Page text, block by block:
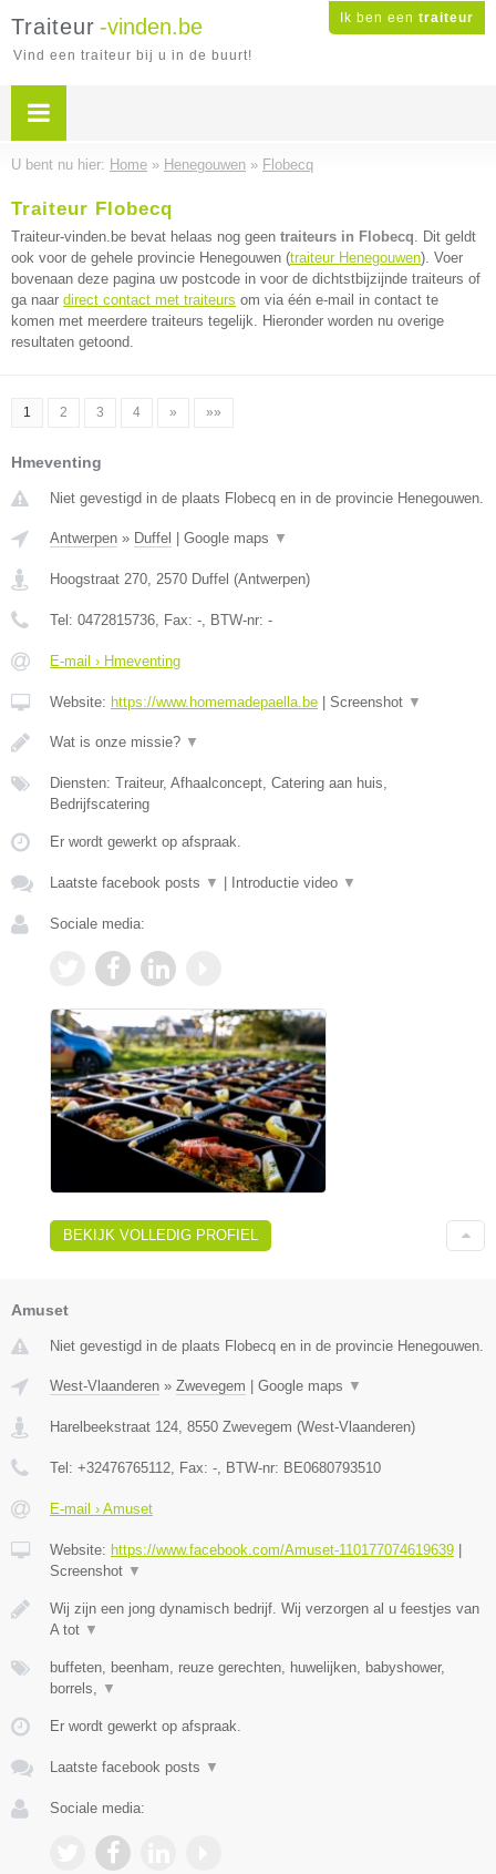
Ik ben een traiteur
Traiteur -vinden.be
Vind een traiteur bij u in de buurt!
U bent nu hier: Home » Henegouwen » Flobecq
Traiteur Flobecq
Traiteur-vinden.be bevat helaas nog geen traiteurs in Flobecq. Dit geldt
ook voor de gehele provincie Henegouwen (traiteur Henegouwen). Voer
bovenaan deze pagina uw postcode in voor de dichtstbijzijnde traiteurs of
ga naar direct contact met traiteurs om via één e-mail in contact te
komen met meerdere traiteurs tegelijk. Hieronder worden nu overige
resultaten getoond.
1 2 3 4 » »»
Hmeventing
Niet gevestigd in de plaats Flobecq en in de provincie Henegouwen.
Antwerpen » Duffel Google maps ▼
Hoogstraat 270, 2570 Duffel (Antwerpen)
Tel: 0472815736, Fax: -, BTW-nr: -
E-mail › Hmeventing
Website: https://www.homemadepaella.be Screenshot ▼
Wat is onze missie? ▼
Diensten: Traiteur, Afhaalconcept, Catering aan huis,
Bedrijfscatering
Er wordt gewerkt op afspraak.
Laatste facebook posts ▼ Introductie video ▼
Sociale media:
BEKIJK VOLLEDIG PROFIEL
Amuset
Niet gevestigd in de plaats Flobecq en in de provincie Henegouwen.
West-Vlaanderen » Zwevegem | Google maps ▼
Harelbeekstraat 124 8550 Zwevegem (West-Vlaanderen)
Tel: +32476765112 , Fax: - , BTW-nr: BE0680793510
E-mail › Amuset
Website: https://www.facebook.com/Amuset-110177074619639 |
Screenshot ▼
Wij zijn een jong dynamisch bedrijf. Wij verzorgen al u feestjes van
A tot ▼
buffeten, beenham, reuze gerechten, huwelijken, babyshower,
borrels,
▼
Er wordt gewerkt op afspraak.
Laatste facebook posts ▼
Sociale media: